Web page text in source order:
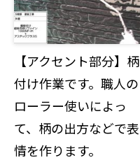
【アクセント部分】柄
付け作業です。職人の
ローラー使いによっ
て、柄の出方などで表
情を作ります。